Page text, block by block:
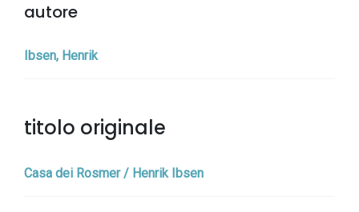
autore
Ibsen, Henrik
titolo originale
Casa dei Rosmer / Henrik Ibsen